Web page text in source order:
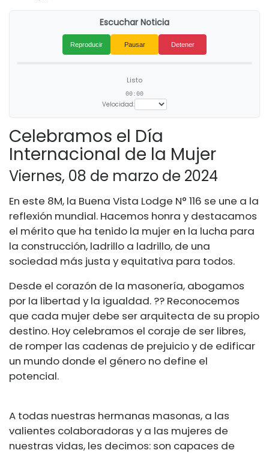
Escuchar Noticia
Reproducir Pausar Detener
Listo
00:00
Velocidad:
Celebramos el Día
Internacional de la Mujer
Viernes, 08 de marzo de 2024
En este 8M, la Buena Vista Lodge N° 116 se une a la
reflexión mundial. Hacemos honra y destacamos
el mérito que ha tenido la mujer en la lucha para
la construcción, ladrillo a ladrillo, de una
sociedad más justa y equitativa para todos.
Desde el corazón de la masonería, abogamos
por la libertad y la igualdad. ?? Reconocemos
que cada mujer debe ser arquitecta de su propio
destino. Hoy celebramos el coraje de ser libres,
de romper las cadenas de prejuicio y de edificar
un mundo donde el género no define el
potencial.
A todas nuestras hermanas masonas, a las
valientes colaboradoras y a las mujeres de
nuestras vidas, les decimos: son capaces de